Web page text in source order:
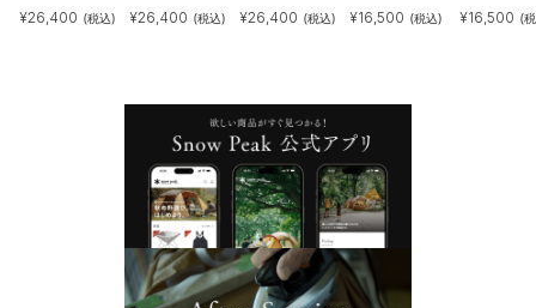
¥26,400 (税込) ¥26,400 (税込) ¥26,400 (税込) ¥16,500 (税込) ¥16,500 (